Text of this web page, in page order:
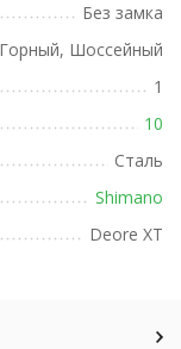
Без замка
Шоссейный
1
10
Сталь
Shimano
Deore XT